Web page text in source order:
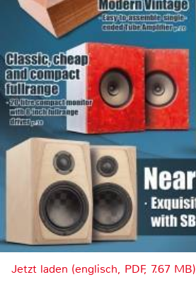
Jetzt laden (englisch, PDF, 7.67 MB)